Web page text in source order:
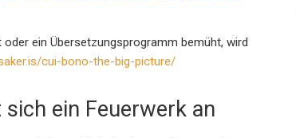
ein Übersetzungsprogramm bemüht, wird
cui-bono-the-big-picture/
ein Feuerwerk an